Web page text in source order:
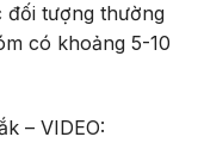
đối tượng thường
có khoảng 5-10
– VIDEO: